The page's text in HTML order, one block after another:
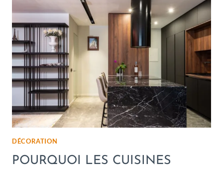
DÉCORATION
POURQUOI LES CUISINES